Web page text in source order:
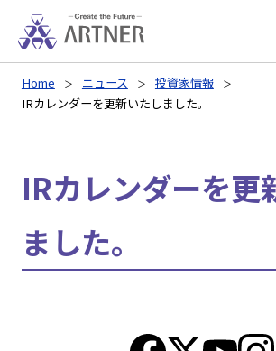
Home ニュース
投資家情報
IRカレンダーを更新いたしました。
IRカレンダーを更
ました。